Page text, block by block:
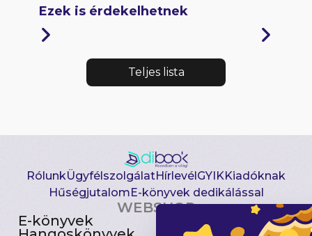
Ezek is érdekelhetnek
Teljes lista
RólunkÜgyfélszolgálatHírlevél GYIKKiadóknak
Hűségjutalom E-könyvek dedikálással
WEBSHOP
E-könyvek Csomagajánlatok